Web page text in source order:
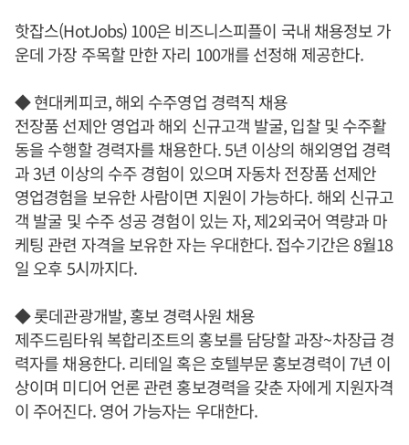
핫잡스(HotJobs) 100은 비즈니스피플이 국내 채용정보 가
운데 가장 주목할 만한 자리 100개를 선정해 제공한다.
◆ 현대케피코, 해외 수주영업 경력직 채용
전장품 선제안 영업과 해외 신규고객 발굴, 입찰 및 수주활
동을 수행할 경력자를 채용한다. 5년 이상의 해외영업 경력
과 3년 이상의 수주 경험이 있으며 자동차 전장품 선제안
영업경험을 보유한 사람이면 지원이 가능하다. 해외 신규고
객 발굴 및 수주 성공 경험이 있는 자, 제2외국어 역량과 마
케팅 관련 자격을 보유한 자는 우대한다. 접수기간은 8월18
일 오후 5시까지다.
◆ 롯데관광개발, 홍보 경력사원 채용
제주드림타워 복합리조트의 홍보를 담당할 과장~차장급 경
력자를 채용한다. 리테일 혹은 호텔부문 홍보경력이 7년 이
상이며 미디어 언론 관련 홍보경력을 갖춘 자에게 지원자격
이 주어진다. 영어 가능자는 우대한다.